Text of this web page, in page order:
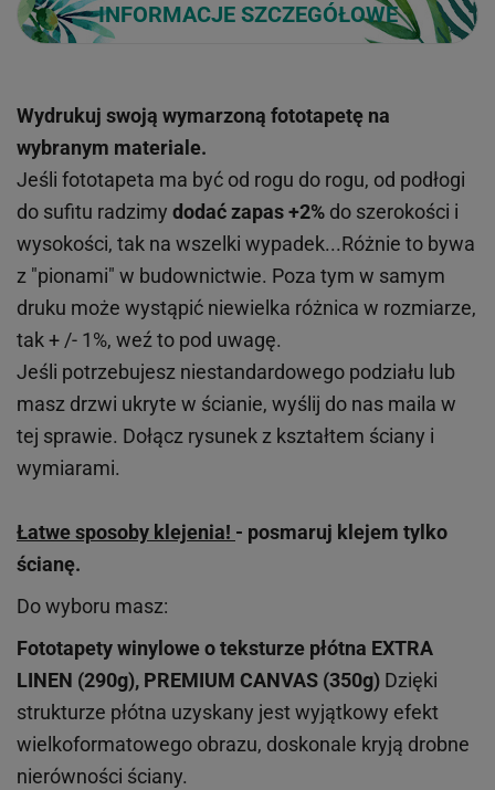
INFORMACJE SZCZEGÓŁOWE
Wydrukuj swoją wymarzoną fototapetę na
wybranym materiale.
Jeśli fototapeta ma być od rogu do rogu, od podłogi
do sufitu radzimy dodać zapas +2% do szerokości i
wysokości, tak na wszelki wypadek...Różnie to bywa
z "pionami" w budownictwie. Poza tym w samym
druku może wystąpić niewielka różnica w rozmiarze,
tak + /- 1%, weź to pod uwagę.
Jeśli potrzebujesz niestandardowego podziału lub
masz drzwi ukryte w ścianie, wyślij do nas maila w
tej sprawie. Dołącz rysunek z kształtem ściany i
wymiarami.
Łatwe sposoby klejenia! - posmaruj klejem tylko
ścianę.
Do wyboru masz:
Fototapety winylowe oteksturze płótna EXTRA
LINEN (290g), PREMIUM CANVAS (350g) Dzięki
strukturze płótna uzyskany jest wyjątkowy efekt
wielkoformatowego obrazu, doskonale kryją drobne
nierówności ściany.